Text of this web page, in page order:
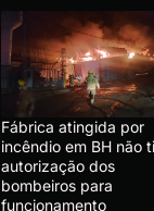
Fábrica atingida por
incêndio em BH não
autorização dos
bombeiros para
funcionamento